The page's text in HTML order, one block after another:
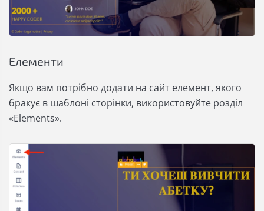
Елементи
Якщо вам потрібно додати на сайт елемент, якого
бракує в шаблоні сторінки, використовуйте розділ
«Elements».